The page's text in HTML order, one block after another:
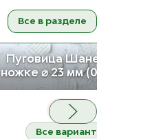
Все в разделе
Пуговица Шанель, на
ножке ⌀ 23 мм (0122ПП)
40 ₽
Все варианты